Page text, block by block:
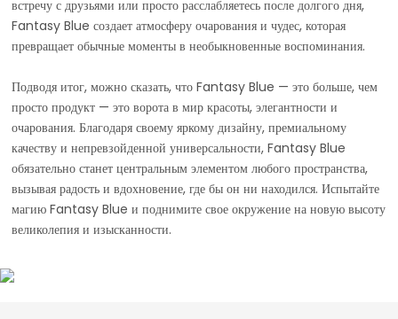
встречу с друзьями или просто расслабляетесь после долгого дня,
Fantasy Blue создает атмосферу очарования и чудес, которая
превращает обычные моменты в необыкновенные воспоминания.
Подводя итог, можно сказать, что Fantasy Blue — это больше, чем
просто продукт — это ворота в мир красоты, элегантности и
очарования. Благодаря своему яркому дизайну, премиальному
качеству и непревзойденной универсальности, Fantasy Blue
обязательно станет центральным элементом любого пространства,
вызывая радость и вдохновение, где бы он ни находился. Испытайте
магию Fantasy Blue и поднимите свое окружение на новую высоту
великолепия и изысканности.